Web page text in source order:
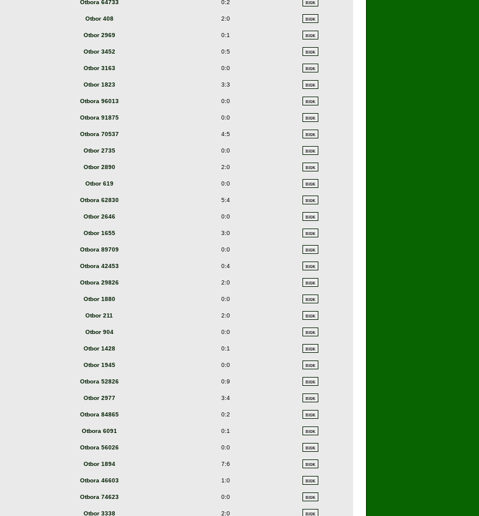
Otbora 64733 0:2
Otbor 408 2:0
Otbor 2969 0:1
Otbor 3452 0:5
Otbor 3163 0:0
Otbor 1823 3:3
Otbora 96013 0:0
Otbora 91875 0:0
Otbora 70537 4:5
Otbor 2735 0:0
Otbor 2890 2:0
Otbor 619 0:0
Otbora 62830 5:4
Otbor 2646 0:0
Otbor 1655 3:0
Otbora 89709 0:0
Otbora 42453 0:4
Otbora 29826 2:0
Otbor 1880 0:0
Otbor 211 2:0
Otbor 904 0:0
Otbor 1428 0:1
Otbor 1945 0:0
Otbora 52826 0:9
Otbor 2977 3:4
Otbora 84865 0:2
Otbora 6091 0:1
Otbora 56026 0:0
Otbor 1894 7:6
Otbora 46603 1:0
Otbora 74623 0:0
Otbor 3338 2:0